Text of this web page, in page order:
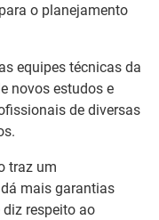
o planejamento
equipes técnicas da
novos estudos e
de diversas
traz um
mais garantias
respeito ao